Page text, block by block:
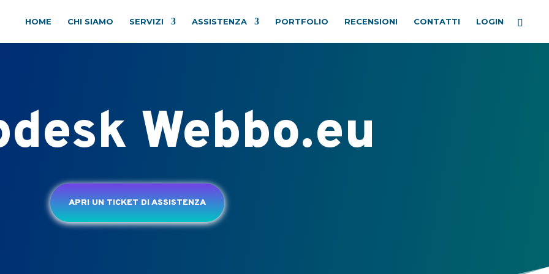
HOME CHI SIAMO SERVIZI ASSISTENZA PORTFOLIO RECENSIONI CONTATTI LOGIN
Webbo.eu
APRI UN TICKET DI ASSISTENZA